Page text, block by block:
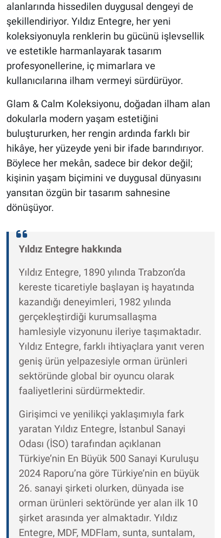
alanlarında hissedilen duygusal dengeyi de
şekillendiriyor. Yıldız Entegre, her yeni
koleksiyonuyla renklerin bu gücünü işlevsellik
ve estetikle harmanlayarak tasarım
profesyonellerine, iç mimarlara ve
kullanıcılarına ilham vermeyi sürdürüyor.
Glam & Calm Koleksiyonu, doğadan ilham alan
dokularla modern yaşam estetiğini
buluştururken, her rengin ardında farklı bir
hikâye, her yüzeyde yeni bir ifade barındırıyor.
Böylece her mekân, sadece bir dekor değil;
kişinin yaşam biçimini ve duygusal dünyasını
yansıtan özgün bir tasarım sahnesine
dönüşüyor.
Yıldız Entegre hakkında
Yıldız Entegre, 1890 yılında Trabzon’da
kereste ticaretiyle başlayan iş hayatında
kazandığı deneyimleri, 1982 yılında
gerçekleştirdiği kurumsallaşma
hamlesiyle vizyonunu ileriye taşımaktadır.
Yıldız Entegre, farklı ihtiyaçlara yanıt veren
geniş ürün yelpazesiyle orman ürünleri
sektöründe global bir oyuncu olarak
faaliyetlerini sürdürmektedir.
Girişimci ve yenilikçi yaklaşımıyla fark
yaratan Yıldız Entegre, İstanbul Sanayi
Odası (İSO) tarafından açıklanan
Türkiye’nin En Büyük 500 Sanayi Kuruluşu
2024 Raporu’na göre Türkiye’nin en büyük
26. sanayi şirketi olurken, dünyada ise
orman ürünleri sektöründe yer alan ilk 10
şirket arasında yer almaktadır. Yıldız
Entegre, MDF, MDFlam, sunta, suntalam,